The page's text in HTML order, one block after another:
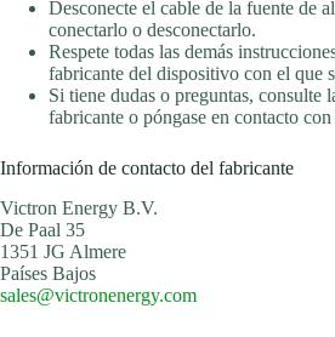
Desconecte el cable de la fuente de
conectarlo o desconectarlo.
Respete todas las demás
fabricante del dispositivo con el que
Si tiene dudas o preguntas, consulte
fabricante o póngase en contacto con
Información de contacto del fabricante
Victron Energy B.V.
De Paal 35
1351 JG Almere
Países Bajos
sales@victronenergy.com